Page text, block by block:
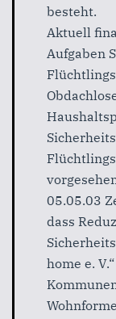
besteht.
Aktuell
Aufgaben
05.05.03
dass
home e. V.“